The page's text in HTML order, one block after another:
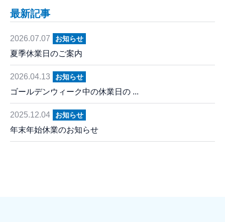
最新記事
2026.07.07 お知らせ
夏季休業日のご案内
2026.04.13 お知らせ
ゴールデンウィーク中の休業日の ...
2025.12.04 お知らせ
年末年始休業のお知らせ